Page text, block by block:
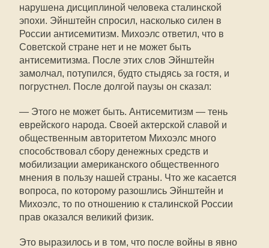
нарушена дисциплиной человека сталинской
эпохи. Эйнштейн спросил, насколько силен в
России антисемитизм. Михоэлс ответил, что в
Советской стране нет и не может быть
антисемитизма. После этих слов Эйнштейн
замолчал, потупился, будто стыдясь за гостя, и
погрустнел. После долгой паузы он сказал:
— Этого не может быть. Антисемитизм — тень
еврейского народа. Своей актерской славой и
общественным авторитетом Михоэлс много
способствовал сбору денежных средств и
мобилизации американского общественного
мнения в пользу нашей страны. Что же касается
вопроса, по которому разошлись Эйнштейн и
Михоэлс, то по отношению к сталинской России
прав оказался великий физик.
Это выразилось и в том, что после войны в явно